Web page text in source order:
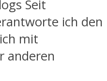
Seit
ich den
mit
anderen